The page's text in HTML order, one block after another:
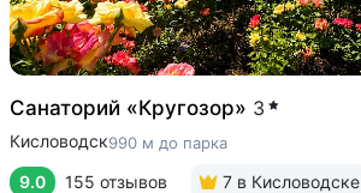
Санаторий «Кругозор» 3
Кисловодск990 м до парка
9.0 155 отзывов 7 в Кисловодске